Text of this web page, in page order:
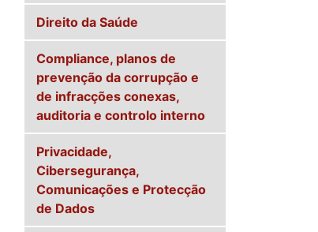
Direito da Saúde
Compliance, planos de
prevenção da corrupção e
de infracções conexas,
auditoria e controlo interno
Privacidade,
Cibersegurança,
Comunicações e Protecção
de Dados